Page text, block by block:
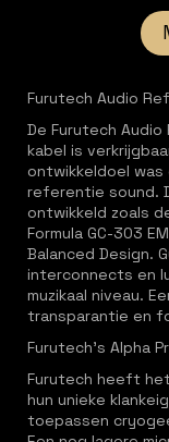
Furutech Audio
De Furutech
kabel is
ontwikkeldoel
referentie sound.
ontwikkeld zoals
Formula GC-303
Balanced Design.
interconnects en
muzikaal niveau.
transparantie en
Furutech's Alpha
Furutech heeft
hun unieke
toepassen